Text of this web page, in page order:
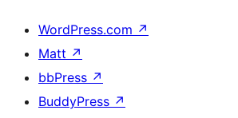
WordPress.com ↗
Matt ↗
bbPress ↗
BuddyPress ↗